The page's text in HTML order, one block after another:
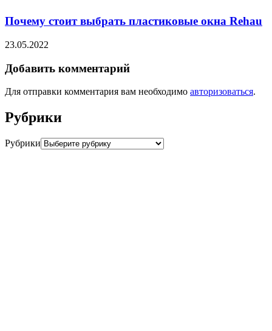
Почему стоит выбрать пластиковые окна Rehau
23.05.2022
Добавить комментарий
Для отправки комментария вам необходимо авторизоваться.
Рубрики
Рубрики